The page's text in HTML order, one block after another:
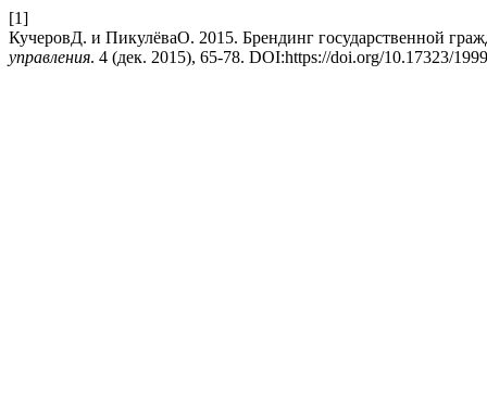
[1]
КучеровД. и ПикулёваО. 2015. Брендинг государственной
управления. 4 (дек. 2015), 65-78. DOI:https://doi.org/10.17323/